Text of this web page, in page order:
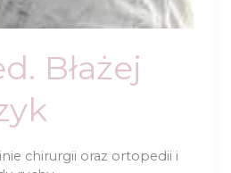
Błażej
chirurgii oraz ortopedii i